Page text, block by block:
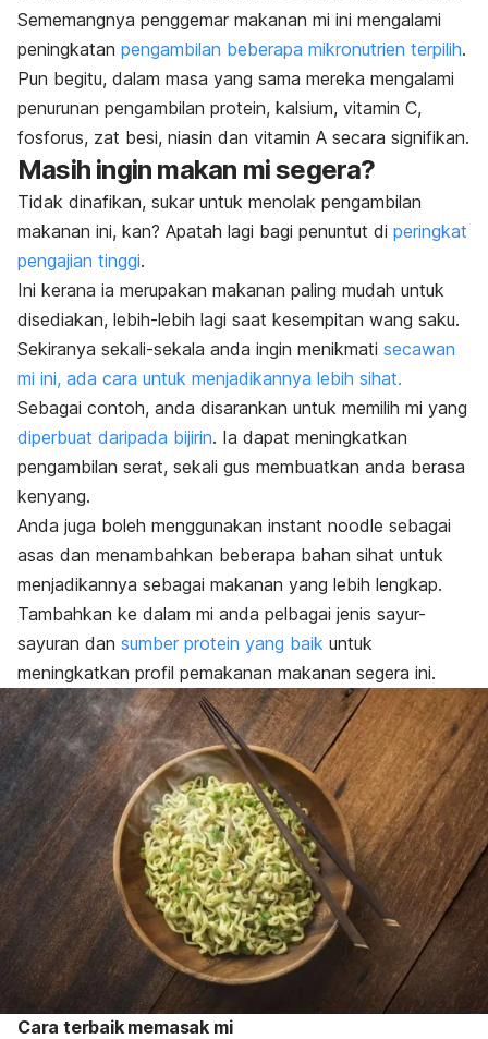
Sememangnya penggemar makanan mi ini mengalami
peningkatan pengambilan beberapa mikronutrien terpilih.
Pun begitu, dalam masa yang sama mereka mengalami
penurunan pengambilan protein, kalsium, vitamin C,
fosforus, zat besi, niasin dan vitamin A secara signifikan.
Masih ingin makan mi segera?
Tidak dinafikan, sukar untuk menolak pengambilan
makanan ini, kan? Apatah lagi bagi penuntut di peringkat
pengajian tinggi.
Ini kerana ia merupakan makanan paling mudah untuk
disediakan, lebih-lebih lagi saat kesempitan wang saku.
Sekiranya sekali-sekala anda ingin menikmati secawan
mi ini, ada cara untuk menjadikannya lebih sihat.
Sebagai contoh, anda disarankan untuk memilih mi yang
diperbuat daripada bijirin. Ia dapat meningkatkan
pengambilan serat, sekali gus membuatkan anda berasa
kenyang.
Anda juga boleh menggunakan instant noodle sebagai
asas dan menambahkan beberapa bahan sihat untuk
menjadikannya sebagai makanan yang lebih lengkap.
Tambahkan ke dalam mi anda pelbagai jenis sayur-
sayuran dan sumber protein yang baik untuk
meningkatkan profil pemakanan makanan segera ini.
Cara terbaik memasak mi